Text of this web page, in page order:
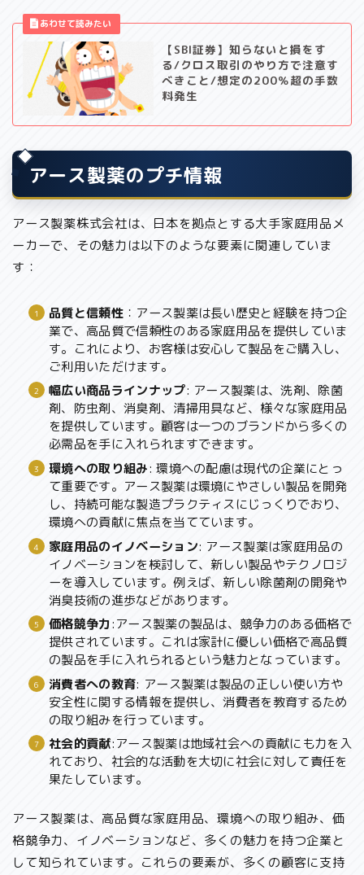
【SBI証券】知らないと損をす
る/クロス取引のやり方で注意す
べきこと/想定の200％超の手数
料発生
アース製薬のプチ情報
アース製薬株式会社は、日本を拠点とする大手家庭用品メ
ーカーで、その魅力は以下のような要素に関連していま
す：
品質と信頼性：アース製薬は長い歴史と経験を持つ企
業で、高品質で信頼性のある家庭用品を提供していま
す。これにより、お客様は安心して製品をご購入し、
ご利用いただけます。
幅広い商品ラインナップ: アース製薬は、洗剤、除菌
剤、防虫剤、消臭剤、清掃用具など、様々な家庭用品
を提供しています。顧客は一つのブランドから多くの
必需品を手に入れられますできます。
環境への取り組み: 環境への配慮は現代の企業にとっ
て重要です。アース製薬は環境にやさしい製品を開発
し、持続可能な製造プラクティスにじっくりでおり、
環境への貢献に焦点を当てています。
家庭用品のイノベーション: アース製薬は家庭用品の
イノベーションを検討して、新しい製品やテクノロジ
ーを導入しています。例えば、新しい除菌剤の開発や
消臭技術の進歩などがあります。
価格競争力:アース製薬の製品は、競争力のある価格で
提供されています。これは家計に優しい価格で高品質
の製品を手に入れられるという魅力となっています。
消費者への教育: アース製薬は製品の正しい使い方や
安全性に関する情報を提供し、消費者を教育するため
の取り組みを行っています。
社会的貢献:アース製薬は地域社会への貢献にも力を入
れており、社会的な活動を大切に社会に対して責任を
果たしています。
アース製薬は、高品質な家庭用品、環境への取り組み、価
格競争力、イノベーションなど、多くの魅力を持つ企業と
して知られています。これらの要素が、多くの顧客に支持